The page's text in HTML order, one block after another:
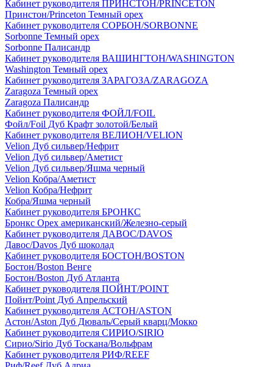
Кабинет руководителя ПРИНСТОН/PRINCETON
Принстон/Princeton Темный орех
Кабинет руководителя СОРБОН/SORBONNE
Sorbonne Темный орех
Sorbonne Палисандр
Кабинет руководителя ВАШИНГТОН/WASHINGTON
Washington Темный орех
Кабинет руководителя ЗАРАГОЗА/ZARAGOZA
Zaragoza Темный орех
Zaragoza Палисандр
Кабинет руководителя ФОЙЛ/FOIL
Фойл/Foil Дуб Крафт золотой/Белый
Кабинет руководителя ВЕЛИОН/VELION
Velion Дуб сильвер/Нефрит
Velion Дуб сильвер/Аметист
Velion Дуб сильвер/Яшма черный
Velion Кобра/Аметист
Velion Кобра/Нефрит
Кобра/Яшма черный
Кабинет руководителя БРОНКС
Бронкс Орех американский/Железно-серый
Кабинет руководителя ДАВОС/DAVOS
Давос/Davos Дуб шоколад
Кабинет руководителя БОСТОН/BOSTON
Бостон/Boston Венге
Бостон/Boston Дуб Атланта
Кабинет руководителя ПОЙНТ/POINT
Пойнт/Point Дуб Апрельский
Кабинет руководителя АСТОН/ASTON
Астон/Aston Дуб Дюваль/Серый кварц/Мокко
Кабинет руководителя СИРИО/SIRIO
Сирио/Sirio Дуб Тоскана/Вольфрам
Кабинет руководителя РИФ/REEF